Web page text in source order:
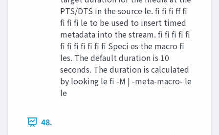
PTS/DTS in the source le. fi fi fi ff fi
fi fi fi le to be used to insert timed
metadata into the stream. fi fi fi fi fi
fi fi fi fi fi fi fi Speci es the macro fi
les. The default duration is 10
seconds. The duration is calculated
by looking le fi -M | -meta-macro- le
le
48.